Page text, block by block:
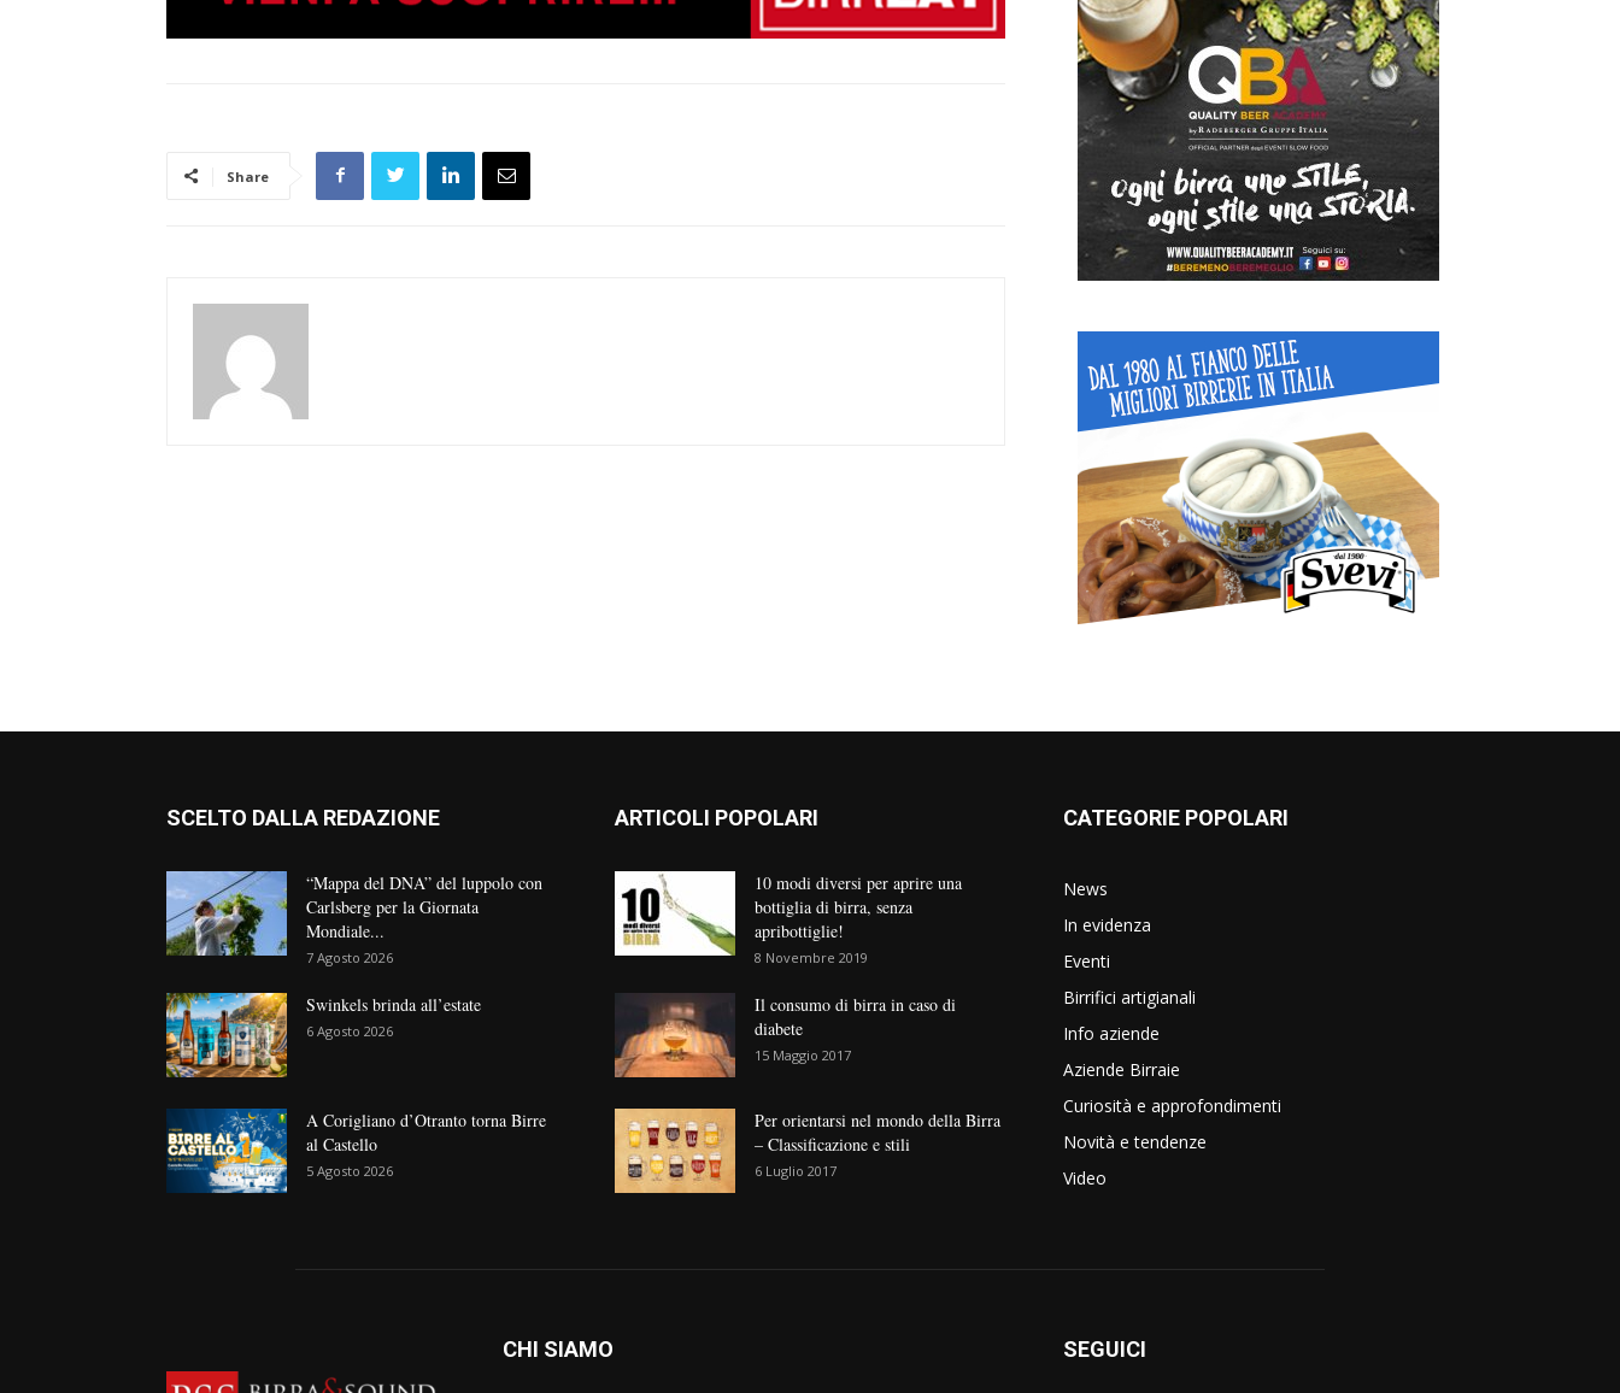
Share
SCELTO DALLA REDAZIONE
“Mappa del DNA” del luppolo con
Carlsberg per la Giornata
Mondiale...
7 Agosto 2026
Swinkels brinda all’estate
6 Agosto 2026
A Corigliano d’Otranto torna Birre
al Castello
5 Agosto 2026
ARTICOLI POPOLARI
10 modi diversi per aprire una
bottiglia di birra, senza
apribottiglie!
8 Novembre 2019
Il consumo di birra in caso di
diabete
15 Maggio 2017
Per orientarsi nel mondo della Birra
– Classificazione e stili
6 Luglio 2017
CATEGORIE POPOLARI
News
In evidenza
Eventi
Birrifici artigianali
Info aziende
Aziende Birraie
Curiosità e approfondimenti
Novità e tendenze
Video
CHI SIAMO SEGUICI